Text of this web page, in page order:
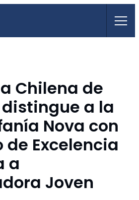
Chilena de
a la
Nova con
Excelencia
a
Joven